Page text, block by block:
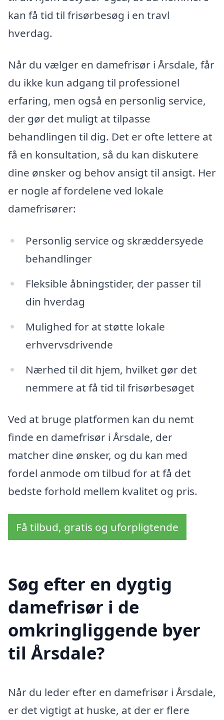
kan få tid til frisørbesøg i en travl
hverdag.
Når du vælger en damefrisør i Årsdale, får
du ikke kun adgang til professionel
erfaring, men også en personlig service,
der gør det muligt at tilpasse
behandlingen til dig. Det er ofte lettere at
få en konsultation, så du kan diskutere
dine ønsker og behov ansigt til ansigt. Her
er nogle af fordelene ved lokale
damefrisører:
Personlig service og skræddersyede
behandlinger
Fleksible åbningstider, der passer til
din hverdag
Mulighed for at støtte lokale
erhvervsdrivende
Nærhed til dit hjem, hvilket gør det
nemmere at få tid til frisørbesøget
Ved at bruge platformen kan du nemt
finde en damefrisør i Årsdale, der
matcher dine ønsker, og du kan med
fordel anmode om tilbud for at få det
bedste forhold mellem kvalitet og pris.
Få tilbud, gratis og uforpligtende
Søg efter en dygtig
damefrisør i de
omkringliggende byer
til Årsdale?
Når du leder efter en damefrisør i Årsdale,
er det vigtigt at huske, at der er flere